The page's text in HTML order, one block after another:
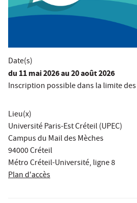
Date(s)
du 11 mai 2026au 20 août 2026
Inscription possible dans la limite
Lieu(x)
Université Paris-Est Créteil (UPEC)
Campus du Mail des Mèches
94000 Créteil
Métro Créteil-Université, ligne 8
Plan d'accès